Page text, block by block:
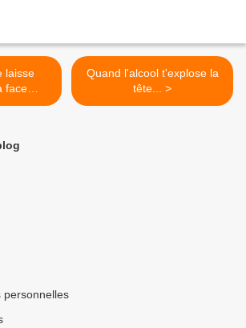
face
Quand l'alcool t'explose la
tête... >
personnelles